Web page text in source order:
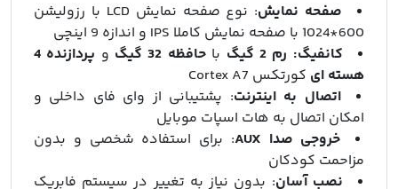
صفحه نمایش
: نوع صفحه نمایش LCD با رزولیشن
600*1024 با صفحه نمایش کاملا IPS و اندازه 9 اینچی
کانفیگ: رم 2 گیگ باحافظه 32 گیگ و
پردازنده 4
هسته ای کورتکس Cortex A7
اتصال به اینترنت: پشتیبانی از وای‌ فای داخلی و
امکان اتصال به هات‌ اسپات موبایل
خروجی صدا AUX
: برای استفاده شخصی و بدون
مزاحمت کودکان
نصب آسان: بدون نیاز به تغییر در سیستم فابریک